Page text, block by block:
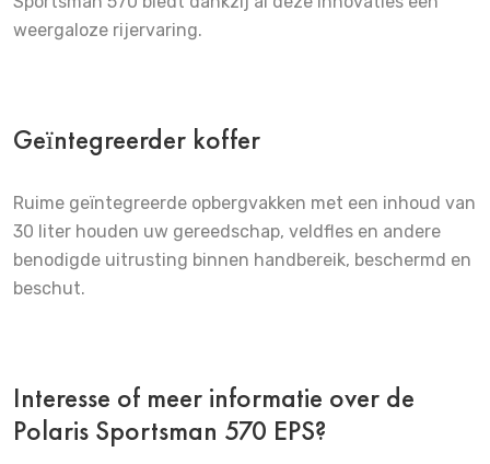
weergaloze rijervaring.
Geïntegreerder koffer
Ruime geïntegreerde opbergvakken met een inhoud van
30 liter houden uw gereedschap, veldfles en andere
benodigde uitrusting binnen handbereik, beschermd en
beschut.
Interesse of meer informatie over de
Polaris Sportsman 570 EPS?